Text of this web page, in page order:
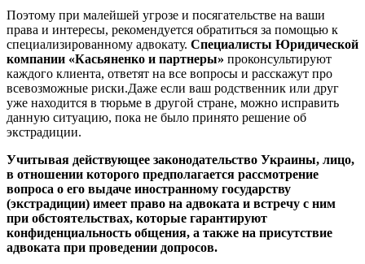
Поэтому при малейшей угрозе и посягательстве на ваши
права и интересы, рекомендуется обратиться за помощью к
специализированному адвокату. Специалисты Юридической
компании «Касьяненко и партнеры» проконсультируют
каждого клиента, ответят на все вопросы и расскажут про
всевозможные риски.Даже если ваш родственник или друг
уже находится в тюрьме в другой стране, можно исправить
данную ситуацию, пока не было принято решение об
экстрадиции.
Учитывая действующее законодательство Украины, лицо,
в отношении которого предполагается рассмотрение
вопроса о его выдаче иностранному государству
(экстрадиции) имеет право на адвоката и встречу с ним
при обстоятельствах, которые гарантируют
конфиденциальность общения, а также на присутствие
адвоката при проведении допросов.